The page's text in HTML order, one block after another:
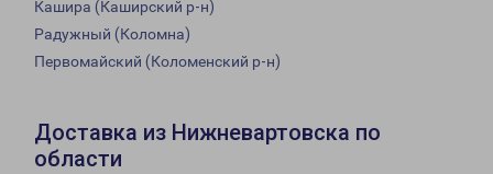
Кашира (Каширский р-н)
Радужный (Коломна)
Первомайский (Коломенский р-н)
Доставка из Нижневартовска по
области